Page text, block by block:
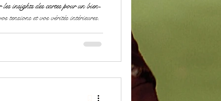
insights des cartes pour un bien-
tensions et vos vérités intérieures.